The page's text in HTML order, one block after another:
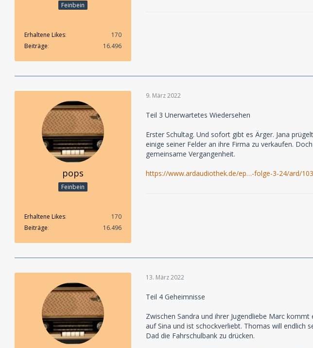
Feinbein
Erhaltene Likes
170
Beiträge
16.496
pops
Feinbein
Erhaltene Likes
170
Beiträge
16.496
9. März 2022
Teil 3 Unerwartetes Wiedersehen
Erster Schultag. Und sofort gibt es Ärger. Jana
einige seiner Felder an ihre Firma zu verkaufen.
gemeinsame Vergangenheit.
https://www.ardaudiothek.de/ep…-folge-3-24/ard/
13. März 2022
Teil 4 Geheimnisse
Zwischen Sandra und ihrer Jugendliebe Marc
auf Sina und ist schockverliebt. Thomas will endlich
Dad die Fahrschulbank zu drücken.